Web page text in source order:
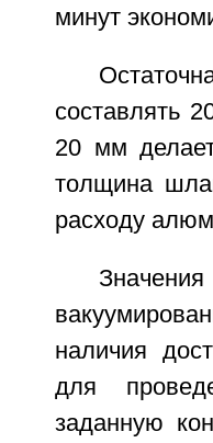
минут
составлять
20 мм
толщина
расходу
наличия
для
заданную